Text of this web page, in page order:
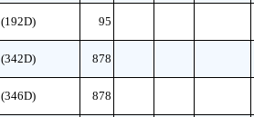
95
878
878